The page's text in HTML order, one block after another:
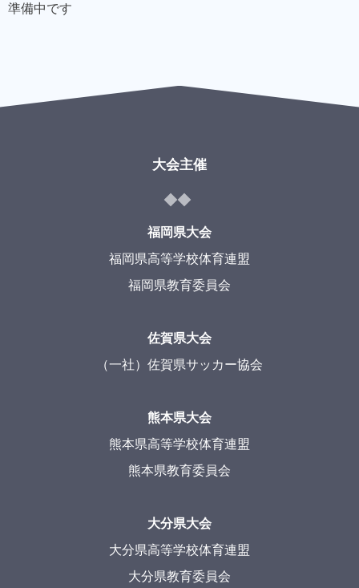
準備中です
大会主催
福岡県大会
福岡県高等学校体育連盟
福岡県教育委員会
佐賀県大会
（一社）佐賀県サッカー協会
熊本県大会
熊本県高等学校体育連盟
熊本県教育委員会
大分県大会
大分県高等学校体育連盟
大分県教育委員会